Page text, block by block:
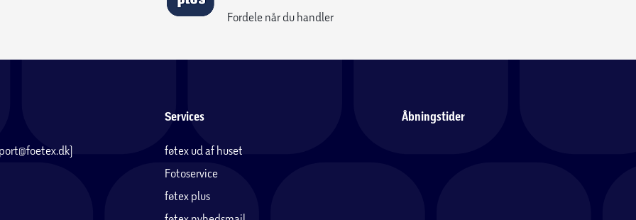
Fordele når du handler
Services
føtex ud af huset
Fotoservice
føtex plus
Åbningstider